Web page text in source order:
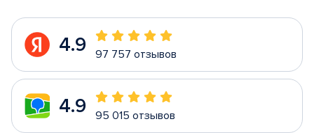
4.9 97 757 отзывов
4.9 95 015 отзывов